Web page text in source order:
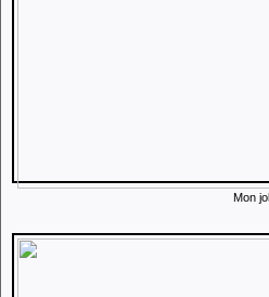
Mon